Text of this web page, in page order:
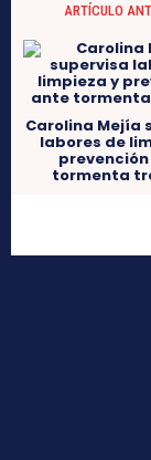
ARTÍCULO
Carolina Mejía
labores de
tormenta